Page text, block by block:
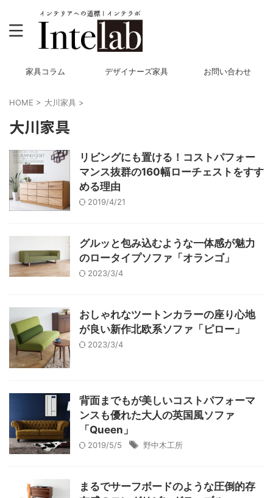
家具コラム デザイナーズ家具 お問い合わせ
HOME > 大川家具 >
大川家具
リビングにも置ける！コストパフォー
マンス抜群の160幅ローチェストをすす
める理由
2019/4/21
グルッと包み込むような一体感が魅力
のロータイプソファ「オランゴ」
2023/3/4
おしゃれなツートンカラーの座り心地
が良い新作北欧系ソファ「ピロー」
2023/3/4
背面までもが美しいコストパフォーマ
ンスも優れた大人の英国風ソファ
「Queen」
2019/5/5 野中木工所
まるでサーフボードのような圧倒的存